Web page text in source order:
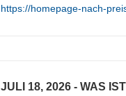
https://homepage-nach-
JULI 18, 2026 - WAS